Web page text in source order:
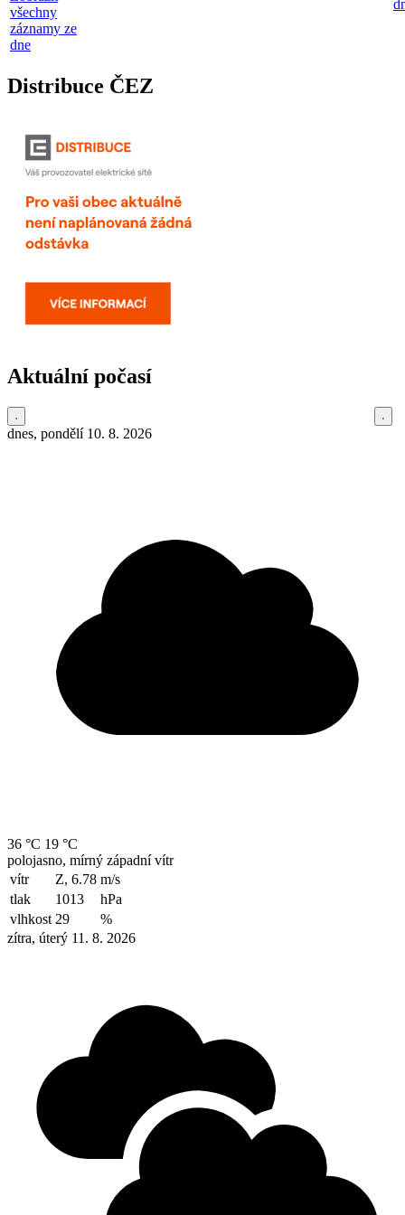
všechny
záznamy ze
dne
Distribuce ČEZ
Aktuální počasí
dnes, pondělí 10. 8. 2026
36 °C 19 °C
polojasno, mírný západní vítr
vítr
Z, 6.78 m/s
tlak
1013
hPa
vlhkost 29
%
zítra, úterý 11. 8. 2026